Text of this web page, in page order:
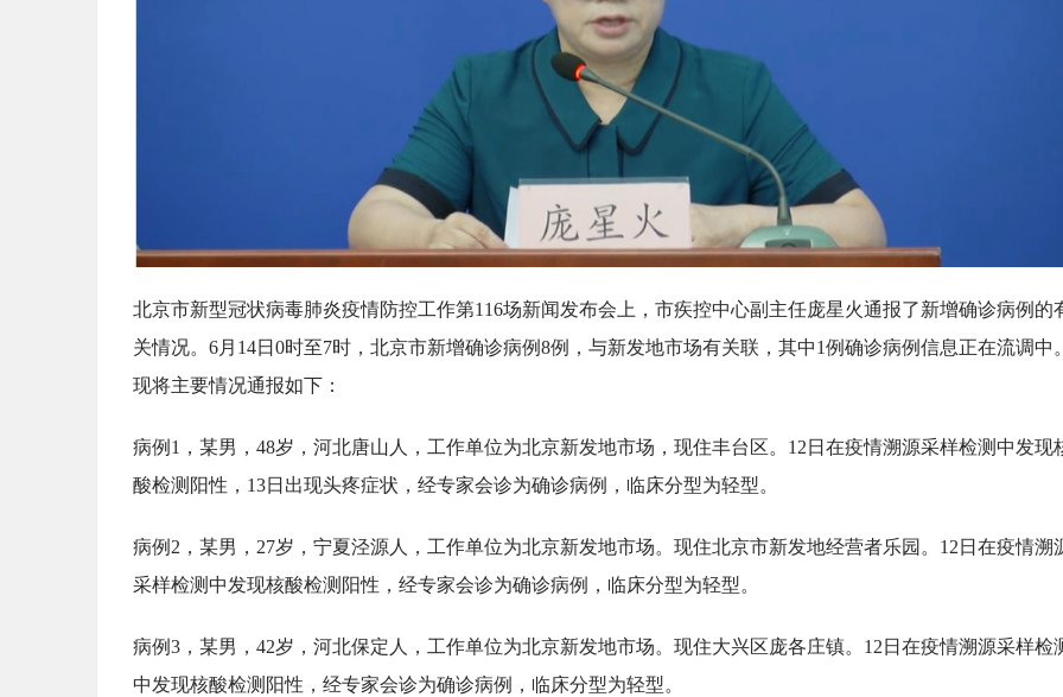
北京市新型冠状病毒肺炎疫情防控工作第116场新闻发布会上，市疾控中心副主任庞星火通报了新增确诊病例的
关情况。6月14日0时至7时，北京市新增确诊病例8例，与新发地市场有关联，其中1例确诊病例信息正在流调中。
现将主要情况通报如下：
病例1，某男，48岁，河北唐山人，工作单位为北京新发地市场，现住丰台区。12日在疫情溯源采样检测中发现
酸检测阳性，13日出现头疼症状，经专家会诊为确诊病例，临床分型为轻型。
病例2，某男，27岁，宁夏泾源人，工作单位为北京新发地市场。现住北京市新发地经营者乐园。12日在疫情溯
采样检测中发现核酸检测阳性，经专家会诊为确诊病例，临床分型为轻型。
病例3，某男，42岁，河北保定人，工作单位为北京新发地市场。现住大兴区庞各庄镇。12日在疫情溯源采样检
中发现核酸检测阳性，经专家会诊为确诊病例，临床分型为轻型。